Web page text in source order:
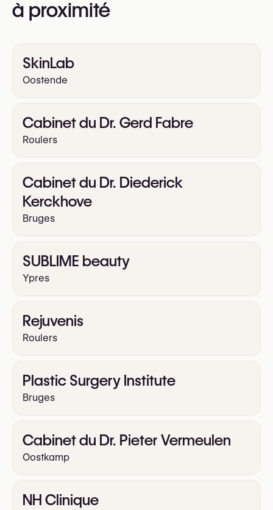
à proximité
SkinLab
Oostende
Cabinet du Dr. Gerd Fabre
Roulers
Cabinet du Dr. Diederick
Kerckhove
Bruges
SUBLIME beauty
Ypres
Rejuvenis
Roulers
Plastic Surgery Institute
Bruges
Cabinet du Dr. Pieter Vermeulen
Oostkamp
NH Clinique